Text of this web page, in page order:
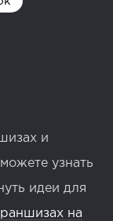
и
узнать
идеи для
на